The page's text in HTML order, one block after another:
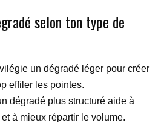
selon ton type de
un dégradé léger pour créer
effiler les pointes.
dégradé plus structuré aide à
à mieux répartir le volume.